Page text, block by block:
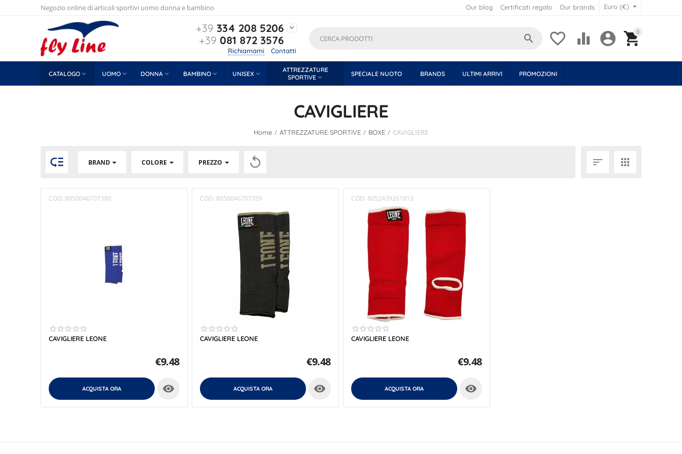
Negozio online di articoli sportivi uomo donna e bambino Euro (€)
Our blog Certificati regalo Our brands
+39 334 208 5206
+39 081 872 3576

Richiamami Contatti
0


 

CATALOGO  UOMO  DONNA  BAMBINO  UNISEX 
ATTREZZATURE
SPORTIVE SPECIALE NUOTO BRANDS ULTIMI ARRIVI PROMOZIONI
CAVIGLIERE
Home / ATTREZZATURE SPORTIVE / BOXE / CAVIGLIERE
 BRAND COLORE PREZZO   
COD: 8050046707380
CAVIGLIERE LEONE
€9.48
ACQUISTA ORA 
COD: 8050046707359
CAVIGLIERE LEONE
€9.48
ACQUISTA ORA 
COD: 8052439261813
CAVIGLIERE LEONE
€9.48
ACQUISTA ORA 